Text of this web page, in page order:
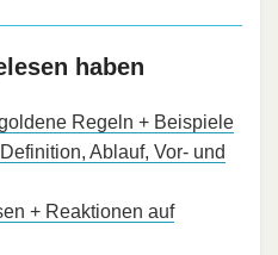
haben
Regeln + Beispiele
Ablauf, Vor- und
+ Reaktionen auf